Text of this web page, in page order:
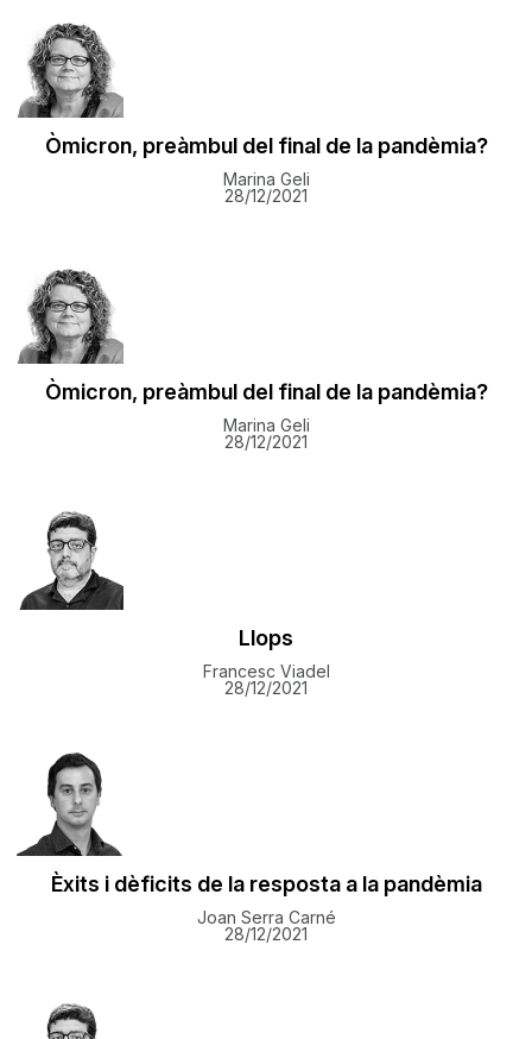
Òmicron, preàmbul del final de la pandèmia?
Marina Geli
28/12/2021
Òmicron, preàmbul del final de la pandèmia?
Marina Geli
28/12/2021
Llops
Francesc Viadel
28/12/2021
Èxits i dèficits de la resposta a la pandèmia
Joan Serra Carné
28/12/2021